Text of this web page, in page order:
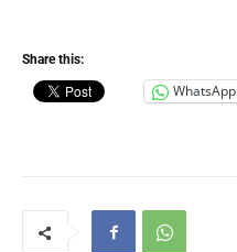
Share this:
WhatsApp